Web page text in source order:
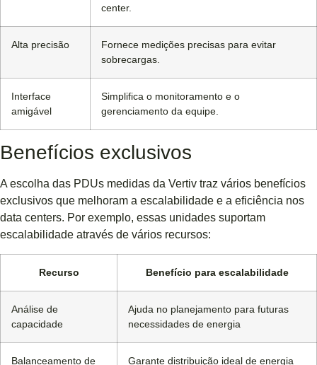
center.
Alta precisão
Fornece medições precisas para evitar
sobrecargas.
Interface
amigável
Simplifica o monitoramento e o
gerenciamento da equipe.
Benefícios exclusivos
A escolha das PDUs medidas da Vertiv traz vários benefícios
exclusivos que melhoram a escalabilidade e a eficiência nos
data centers. Por exemplo, essas unidades suportam
escalabilidade através de vários recursos:
Recurso Benefício para escalabilidade
Análise de
capacidade
Ajuda no planejamento para futuras
necessidades de energia
Balanceamento de
Garante distribuição ideal de energia